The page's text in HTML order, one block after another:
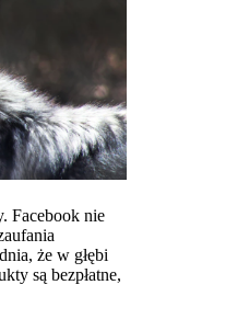
Facebook nie
że ​​w głębi
są bezpłatne,